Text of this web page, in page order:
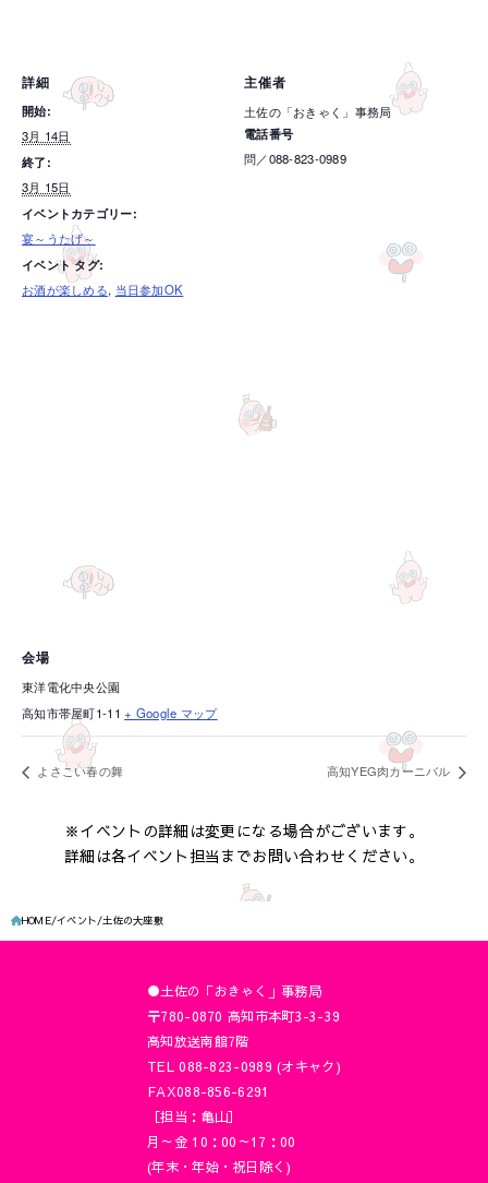
詳細
開始:
3月 14日
終了:
3月 15日
イベントカテゴリー:
宴～うたげ～
イベント タグ:
お酒が楽しめる, 当日参加OK
主催者
土佐の「おきゃく」事務局
電話番号
問／088-823-0989
会場
東洋電化中央公園
高知市帯屋町1-11 + Google マップ
よさこい春の舞 高知YEG肉カーニバル
※イベントの詳細は変更になる場合がございます。
詳細は各イベント担当までお問い合わせください。
HOME イベント 土佐の大座敷
●土佐の「おきゃく」事務局
〒780-0870 高知市本町3-3-39
高知放送南館7階
TEL 088-823-0989 (オキャク)
FAX088-856-6291
［担当：亀山］
月～金 10：00～17：00
(年末・年始・祝日除く)